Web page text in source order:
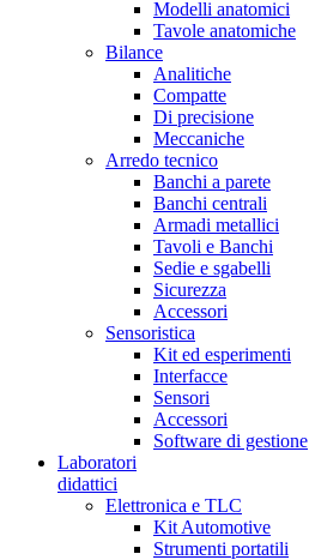
Modelli anatomici
Tavole anatomiche
Bilance
Analitiche
Compatte
Di precisione
Meccaniche
Arredo tecnico
Banchi a parete
Banchi centrali
Armadi metallici
Tavoli e Banchi
Sedie e sgabelli
Sicurezza
Accessori
Sensoristica
Kit ed esperimenti
Interfacce
Sensori
Accessori
Software di gestione
Laboratori
didattici
Elettronica e TLC
Kit Automotive
Strumenti portatili